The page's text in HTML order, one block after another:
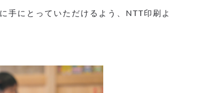
手にとっていただけるよう、NTT印刷よ